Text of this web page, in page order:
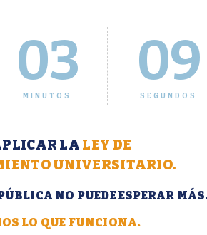
03
MINUTOS
09
SEGUNDOS
LA LEY DE
UNIVERSITARIO.
NO PUEDE ESPERAR
LO QUE FUNCIONA.
Diplomaturas